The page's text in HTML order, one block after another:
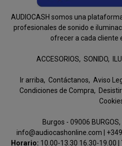
AUDIOCASH somos una
profesionales de sonido e
ofrecer a cada cliente
ACCESORIOS SONIDO
Ir arriba Contáctanos Aviso
Condiciones de Compra
Burgos - 09006
info@audiocashonline.com |
Horario: 10.00-13.30 16.30-19.00 |